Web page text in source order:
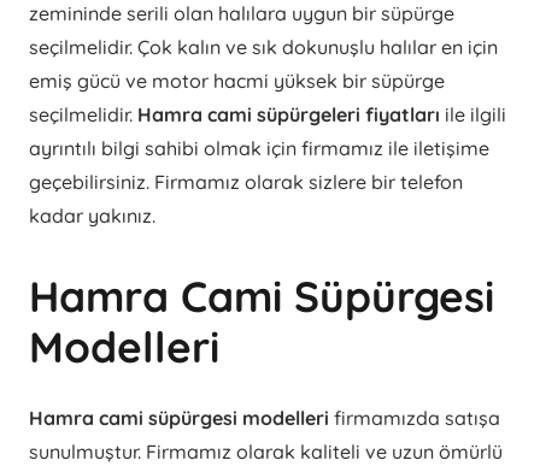
zemininde serili olan halılara uygun bir süpürge
seçilmelidir. Çok kalın ve sık dokunuşlu halılar en için
emiş gücü ve motor hacmi yüksek bir süpürge
seçilmelidir. Hamra cami süpürgeleri fiyatları ile ilgili
ayrıntılı bilgi sahibi olmak için firmamız ile iletişime
geçebilirsiniz. Firmamız olarak sizlere bir telefon
kadar yakınız.
Hamra Cami Süpürgesi
Modelleri
Hamra cami süpürgesi modelleri firmamızda satışa
sunulmuştur. Firmamız olarak kaliteli ve uzun ömürlü